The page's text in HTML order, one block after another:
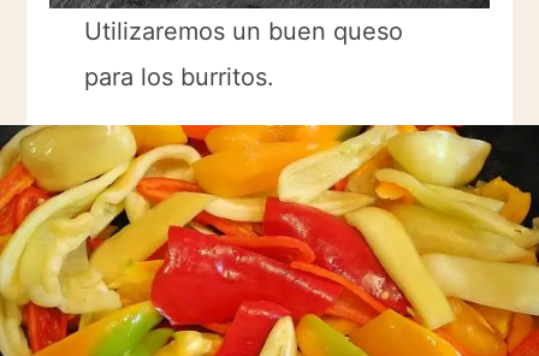
Utilizaremos un buen queso
para los burritos.